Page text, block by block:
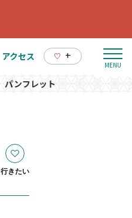
アクセス +
パンフレット
行きたい